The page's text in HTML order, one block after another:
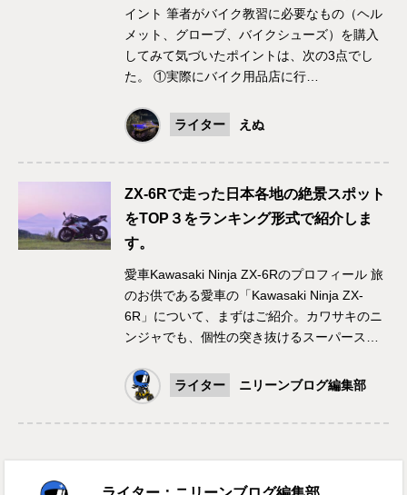
イント 筆者がバイク教習に必要なもの（ヘル
メット、グローブ、バイクシューズ）を購入
してみて気づいたポイントは、次の3点でし
た。 ①実際にバイク用品店に行…
ライター えぬ
ZX-6Rで走った日本各地の絶景スポット
をTOP３をランキング形式で紹介しま
す。
愛車Kawasaki Ninja ZX-6Rのプロフィール 旅
のお供である愛車の「Kawasaki Ninja ZX-
6R」について、まずはご紹介。カワサキのニ
ンジャでも、個性の突き抜けるスーパース…
ライター ニリーンブログ編集部